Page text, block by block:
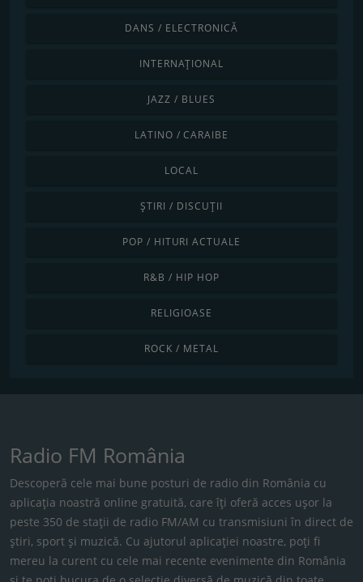
DANS / ELECTRONICĂ
INTERNAȚIONAL
JAZZ / BLUES
LATINO / CARAIBE
LOCAL
ȘTIRI / DISCUȚII
POP / HITURI ACTUALE
R&B / HIP HOP
RELIGIOASE
ROCK / METAL
Radio FM România
Descoperă cele mai bune posturi de radio din România cu
aplicația noastră online gratuită, care îți oferă acces ușor la
peste 350 de stații de radio FM/AM cu transmisiuni în direct de
știri, sport și muzică. Cu ajutorul aplicației noastre, poți fi
mereu la curent cu cele mai recente evenimente din România